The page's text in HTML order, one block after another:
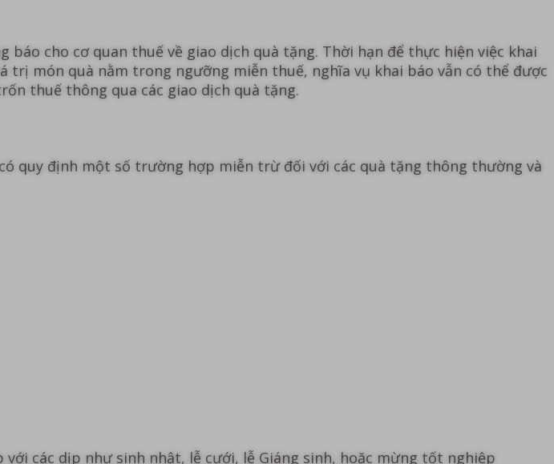
cho cơ quan thuế về giao dịch quà tặng. Thời hạn để thực hiện việc khai
trị món quà nằm trong ngưỡng miễn thuế, nghĩa vụ khai báo vẫn có thể được
thuế thông qua các giao dịch quà tặng.
quy định một số trường hợp miễn trừ đối với các quà tặng thông thường và
với các dịp như sinh nhật, lễ cưới, lễ Giáng sinh, hoặc mừng tốt nghiệp